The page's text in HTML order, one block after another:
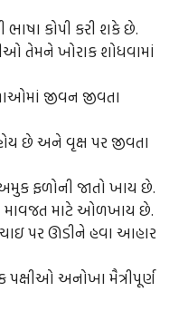
ભાષા કોપી કરી શકે છે.
તેમને ખોરાક શોધવામાં
જીવન જીવતા
છે અને વૃક્ષ પર જીવતા
અમુક ફળોની જાતો ખાય છે.
માવજત માટે ઓળખાય છે.
પર ઊડીને હવા આહાર
પક્ષીઓ અનોખા મૈત્રીપૂર્ણ